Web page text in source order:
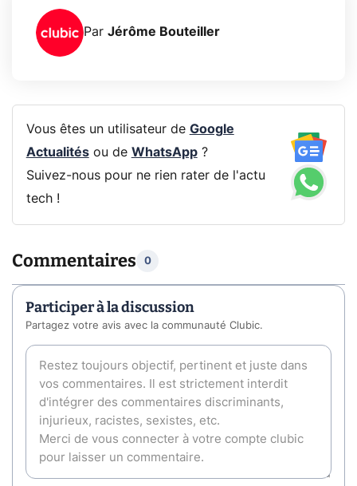
Par Jérôme Bouteiller
Vous êtes un utilisateur de Google
Actualitésou de WhatsApp?
Suivez-nous pour ne rien rater de l'actu
tech !
Commentaires 0
Participer à la discussion
Partagez votre avis avec la communauté Clubic.